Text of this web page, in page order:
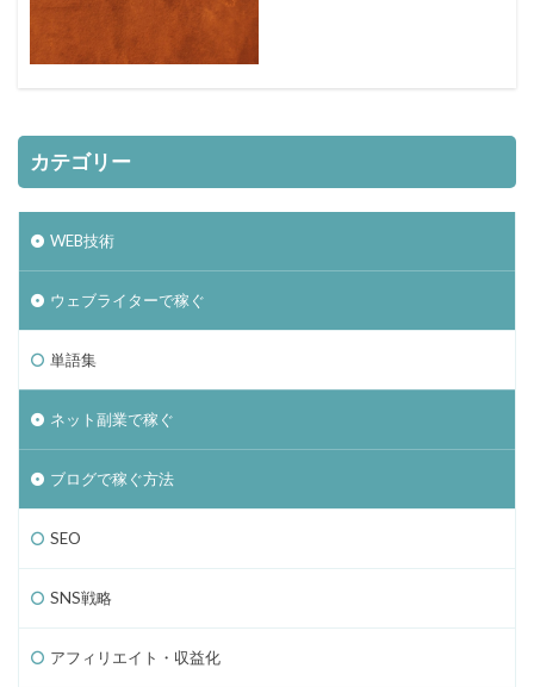
カテゴリー
WEB技術
ウェブライターで稼ぐ
単語集
ネット副業で稼ぐ
ブログで稼ぐ方法
SEO
SNS戦略
アフィリエイト・収益化